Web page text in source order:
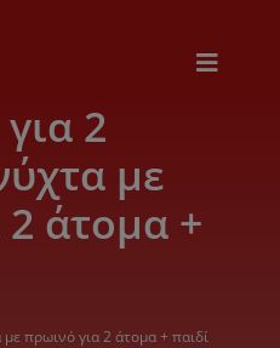
Toggle
2
με
άτομα +
πρωινό για 2 άτομα + παιδί